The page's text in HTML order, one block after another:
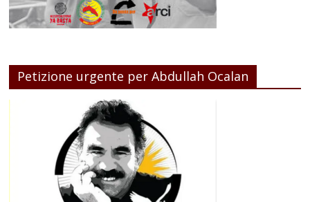
Petizione urgente per Abdullah Ocalan